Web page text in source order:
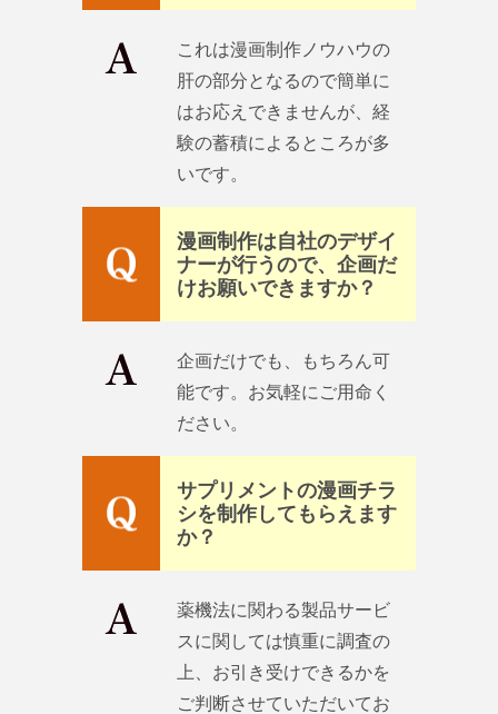
これは漫画制作ノウハウの
肝の部分となるので簡単に
はお応えできませんが、経
験の蓄積によるところが多
いです。
漫画制作は自社のデザイ
ナーが行うので、企画だ
けお願いできますか？
企画だけでも、もちろん可
能です。お気軽にご用命く
ださい。
サプリメントの漫画チラ
シを制作してもらえます
か？
薬機法に関わる製品サービ
スに関しては慎重に調査の
上、お引き受けできるかを
ご判断させていただいてお